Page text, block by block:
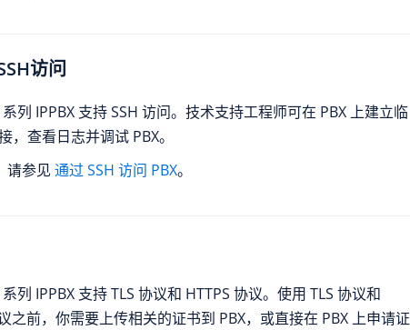
访问
列 IPPBX 支持 SSH 访问。技术支持工程师可在 PBX 上建立临
，查看日志并调试 PBX。
请参见 通过 SSH 访问 PBX。
列 IPPBX 支持 TLS 协议和 HTTPS 协议。使用 TLS 协议和
之前，你需要上传相关的证书到 PBX，或直接在 PBX 上申请证